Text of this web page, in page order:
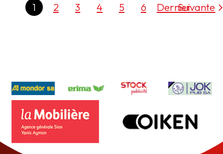
1 2 3 4 5 6 DernierSuivante